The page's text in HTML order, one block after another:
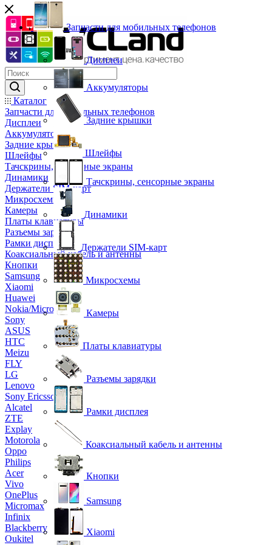
Каталог
Запчасти для мобильных телефонов
Дисплеи
Аккумуляторы
Задние крышки
Шлейфы
Тачскрины, сенсорные экраны
Динамики
Держатели SIM-карт
Микросхемы
Камеры
Платы клавиатуры
Разъемы зарядки
Рамки дисплея
Коаксиальный кабель и антенны
Кнопки
Samsung
Xiaomi
Huawei
Nokia/Microsoft
Sony
ASUS
HTC
Meizu
FLY
LG
Lenovo
Sony Ericsson
Alcatel
ZTE
Explay
Motorola
Oppo
Philips
Acer
Vivo
OnePlus
Micromax
Infinix
Blackberry
Oukitel
Запчасти для мобильных телефонов
Дисплеи
Аккумуляторы
Задние крышки
Шлейфы
Тачскрины, сенсорные экраны
Динамики
Держатели SIM-карт
Микросхемы
Камеры
Платы клавиатуры
Разъемы зарядки
Рамки дисплея
Коаксиальный кабель и антенны
Кнопки
Samsung
Xiaomi